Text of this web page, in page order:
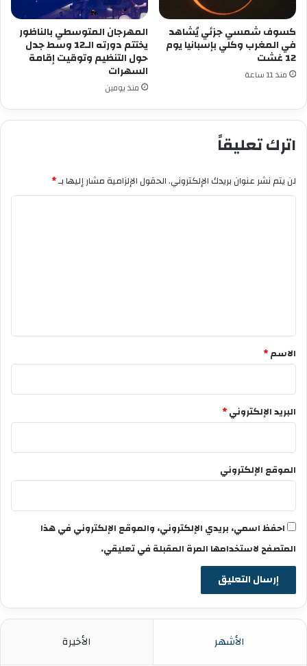
كسوف شمسي جزئي يُشاهد
في المغرب وكلي بإسبانيا يوم
12 غشت
منذ 11 ساعة
المهرجان المتوسطي بالناظور
يختتم دورته الـ12 وسط جدل
حول التنظيم وتوقيت إقامة
السهرات
منذ يومين
اترك تعليقاً
لن يتم نشر عنوان بريدك الإلكتروني.الحقول الإلزامية مشار إليها بـ*
*
الاسم*
البريد الإلكتروني*
الموقع الإلكتروني
احفظ اسمي، بريدي الإلكتروني، والموقع الإلكتروني في هذا
المتصفح لاستخدامها المرة المقبلة في تعليقي.
الأشهر الأخيرة